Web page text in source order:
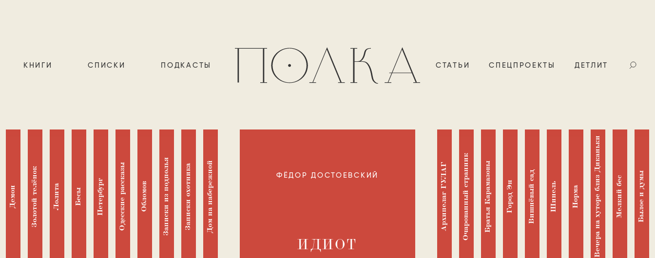
КНИГИ СПИСКИ ПОДКАСТЫ СТАТЬИ СПЕЦПРОЕКТЫ ДЕТЛИТ
Демон Золотой телёнок Лолита Бесы Петербург Одесские рассказы Обломов Записки из подполья Записки охотника Дом на набережной ФЁДОР ДОСТОЕВСКИЙ
ИДИОТ
Архипелаг ГУЛАГ Очарованный странник Братья Карамазовы Город Эн Вишнёвый сад Шинель Норма Вечера на хуторе близ Диканьки Мелкий бес Былое и думы